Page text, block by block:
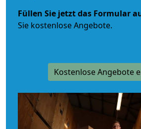
Füllen Sie jetzt das Formular
Sie kostenlose Angebote.
Kostenlose Angebote